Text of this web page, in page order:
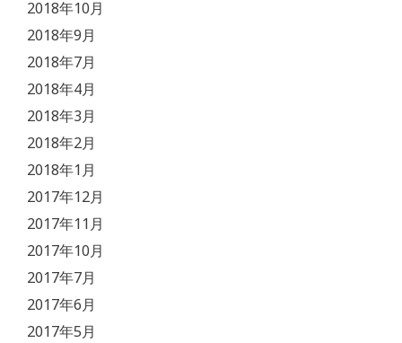
2018年10月
2018年9月
2018年7月
2018年4月
2018年3月
2018年2月
2018年1月
2017年12月
2017年11月
2017年10月
2017年7月
2017年6月
2017年5月